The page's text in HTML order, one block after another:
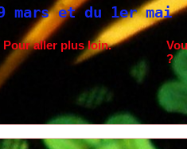
Saint Joseph à
Pour aller plus loin.
?